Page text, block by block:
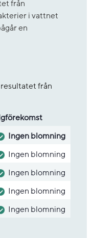
från
i vattnet
en
från
Ingen blomning
Ingen blomning
Ingen blomning
Ingen blomning
Ingen blomning